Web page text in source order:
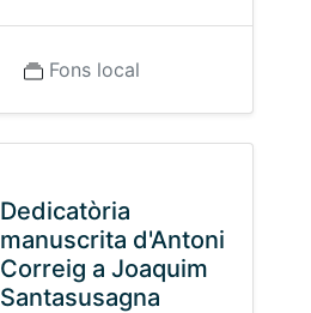
Fons local
Dedicatòria
manuscrita d'Antoni
Correig a Joaquim
Santasusagna